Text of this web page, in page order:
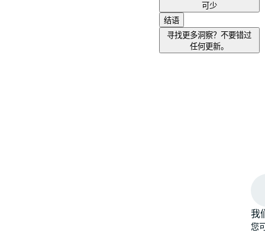
可少
结语
寻找更多洞察？不要错过
任何更新。
我
您